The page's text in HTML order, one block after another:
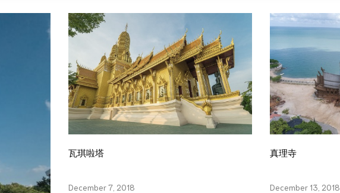
瓦琪啦塔
December 7, 2018
真理寺
December 13, 2018